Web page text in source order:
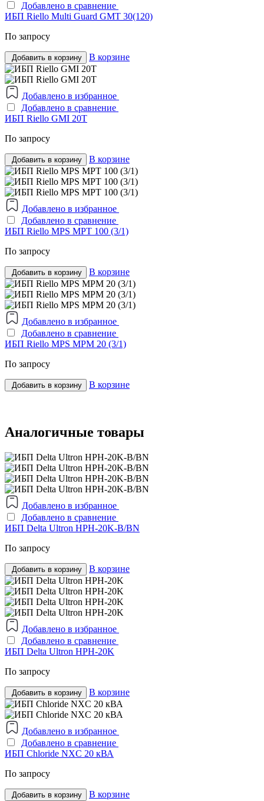
Добавлено в сравнение
ИБП Riello Multi Guard GMT 30(120)
По запросу
Добавить в корзину В корзине
Добавлено в избранное
Добавлено в сравнение
ИБП Riello GMI 20T
По запросу
Добавить в корзину В корзине
Добавлено в избранное
Добавлено в сравнение
ИБП Riello MPS MPT 100 (3/1)
По запросу
Добавить в корзину В корзине
Добавлено в избранное
Добавлено в сравнение
ИБП Riello MPS MPM 20 (3/1)
По запросу
Добавить в корзину В корзине
Аналогичные товары
Добавлено в избранное
Добавлено в сравнение
ИБП Delta Ultron HPH-20K-B/BN
По запросу
Добавить в корзину В корзине
Добавлено в избранное
Добавлено в сравнение
ИБП Delta Ultron HPH-20K
По запросу
Добавить в корзину В корзине
Добавлено в избранное
Добавлено в сравнение
ИБП Chloride NXC 20 кВА
По запросу
Добавить в корзину В корзине